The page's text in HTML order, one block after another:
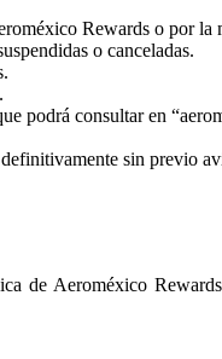
Rewards o por la
o canceladas.
podrá consultar en
sin previo
de Aeroméxico